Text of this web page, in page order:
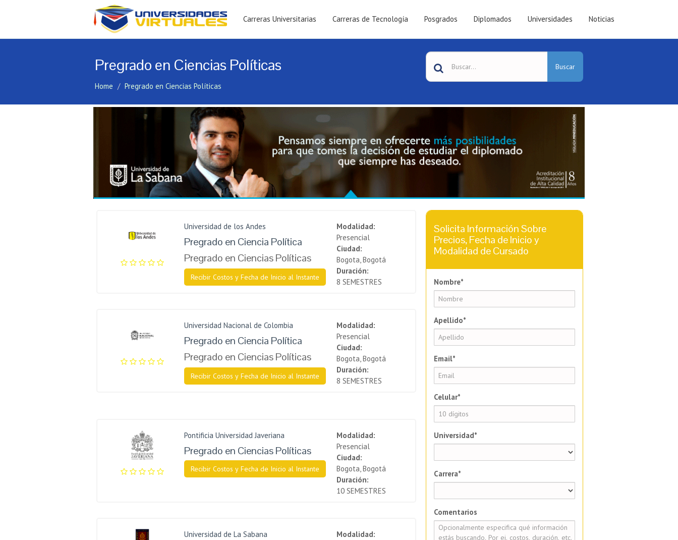
Carreras Universitarias Carreras de Tecnología Posgrados Diplomados Universidades Noticias
Pregrado en Ciencias Políticas
Home Pregrado en Ciencias Políticas
Buscar
Universidad de los Andes
Pregrado en Ciencia Política
Pregrado en Ciencias Políticas
Recibir Costos y Fecha de Inicio al Instante
Modalidad:
Presencial
Ciudad:
Bogota, Bogotá
Duración:
8 SEMESTRES
Universidad Nacional de Colombia
Pregrado en Ciencia Política
Pregrado en Ciencias Políticas
Recibir Costos y Fecha de Inicio al Instante
Modalidad:
Presencial
Ciudad:
Bogota, Bogotá
Duración:
8 SEMESTRES
Pontificia Universidad Javeriana
Pregrado en Ciencias Políticas
Recibir Costos y Fecha de Inicio al Instante
Modalidad:
Presencial
Ciudad:
Bogota, Bogotá
Duración:
10 SEMESTRES
Universidad de La Sabana
Modalidad:
Solicita Información Sobre
Precios, Fecha de Inicio y
Modalidad de Cursado
Nombre*
Apellido*
Email*
Celular*
Universidad*
Carrera*
Comentarios